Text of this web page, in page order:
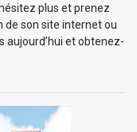
plus et prenez
de son site internet ou
aujourd’hui et obtenez-